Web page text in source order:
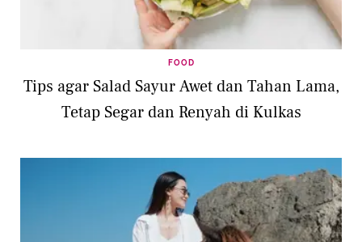
FOOD
Tips agar Salad Sayur Awet dan Tahan Lama,
Tetap Segar dan Renyah di Kulkas